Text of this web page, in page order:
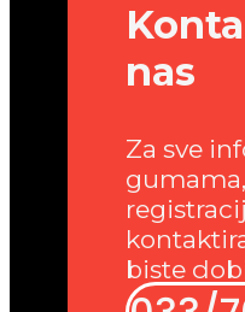
nas
Za sve
biste